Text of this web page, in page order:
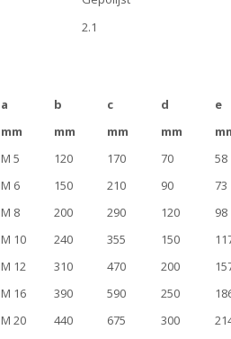
2.1
a b c d
e
mm
mm mm mm
M 5 120 170 70
58
M 6 150 210 90
73
M 8 200 290 120
98
M 10 240 355 150
M 12 310 470 200
M 16 390 590 250
M 20 440 675 300